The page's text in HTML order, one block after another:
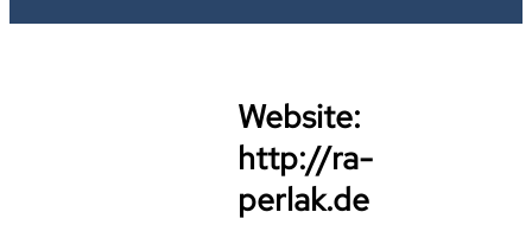
Website:
http://ra-
perlak.de